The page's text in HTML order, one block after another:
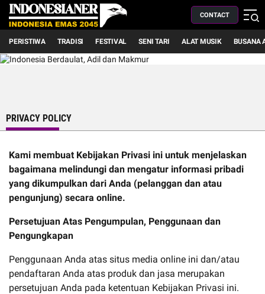
CONTACT
PERISTIWA TRADISI FESTIVAL SENI TARI ALAT MUSIK BUSANA
PRIVACY POLICY
Kami membuat Kebijakan Privasi ini untuk menjelaskan
bagaimana melindungi dan mengatur informasi pribadi
yang dikumpulkan dari Anda (pelanggan dan atau
pengunjung) secara online.
Persetujuan Atas Pengumpulan, Penggunaan dan
Pengungkapan
Penggunaan Anda atas situs media online ini dan/atau
pendaftaran Anda atas produk dan jasa merupakan
persetujuan Anda pada ketentuan Kebijakan Privasi ini.